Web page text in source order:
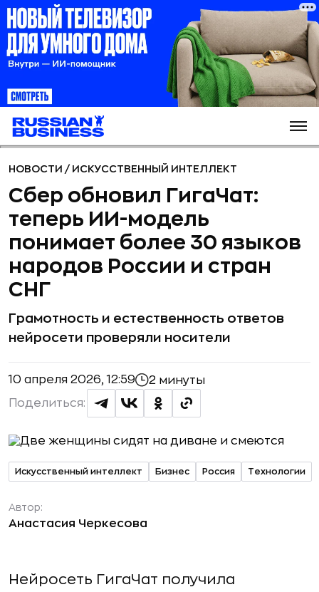
НОВОСТИ / ИСКУССТВЕННЫЙ ИНТЕЛЛЕКТ
Сбер обновил ГигаЧат:
теперь ИИ-модель
понимает более 30 языков
народов России и стран
СНГ
Грамотность и естественность ответов
нейросети проверяли носители
10 апреля 2026, 12:59 2 минуты
Поделиться:
Искусственный интеллект Бизнес Россия Технологии
Автор:
Анастасия Черкесова
Нейросеть ГигаЧат получила